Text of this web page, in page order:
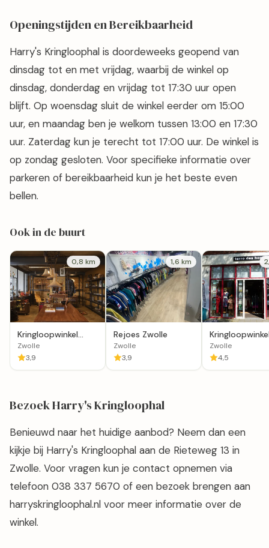
Openingstijden en Bereikbaarheid
Harry's Kringloophal is doordeweeks geopend van
dinsdag tot en met vrijdag, waarbij de winkel op
dinsdag, donderdag en vrijdag tot 17:30 uur open
blijft. Op woensdag sluit de winkel eerder om 15:00
uur, en maandag ben je welkom tussen 13:00 en 17:30
uur. Zaterdag kun je terecht tot 17:00 uur. De winkel is
op zondag gesloten. Voor specifieke informatie over
parkeren of bereikbaarheid kun je het beste even
bellen.
Ook in de buurt
0,8 km
Kringloopwinkel
Schatkamer -
Zwolle
Zwolle
3,9
1,6 km
Rejoes Zwolle
Zwolle
3,9
Terre des
winkel Zwolle
Zwolle
4,5
Bezoek Harry's Kringloophal
Benieuwd naar het huidige aanbod? Neem dan een
kijkje bij Harry's Kringloophal aan de Rieteweg 13 in
Zwolle. Voor vragen kun je contact opnemen via
telefoon 038 337 5670 of een bezoek brengen aan
harryskringloophal.nl voor meer informatie over de
winkel.